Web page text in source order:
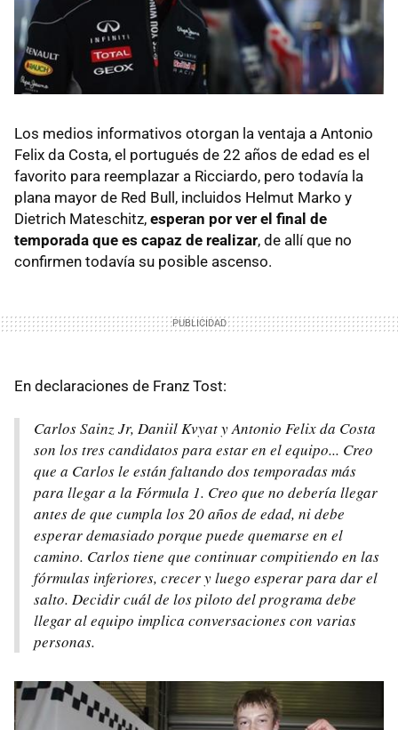
Los medios informativos otorgan la ventaja a Antonio
Felix da Costa, el portugués de 22 años de edad es el
favorito para reemplazar a Ricciardo, pero todavía la
plana mayor de Red Bull, incluidos Helmut Marko y
Dietrich Mateschitz, esperan por ver el final de
temporada que es capaz de realizar, de allí que no
confirmen todavía su posible ascenso.
En declaraciones de Franz Tost:
Carlos Sainz Jr, Daniil Kvyat y Antonio Felix da Costa
son los tres candidatos para estar en el equipo... Creo
que a Carlos le están faltando dos temporadas más
para llegar a la Fórmula 1. Creo que no debería llegar
antes de que cumpla los 20 años de edad, ni debe
esperar demasiado porque puede quemarse en el
camino. Carlos tiene que continuar compitiendo en las
fórmulas inferiores, crecer y luego esperar para dar el
salto. Decidir cuál de los piloto del programa debe
llegar al equipo implica conversaciones con varias
personas.